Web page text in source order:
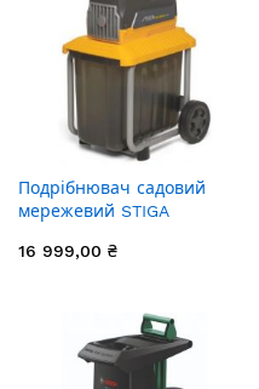
Подрібнювач садовий
мережевий STIGA
40мм 60л фреза 27.4кг
16 999,00 ₴